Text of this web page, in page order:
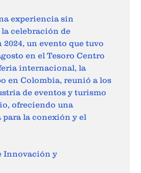
experiencia sin
celebración de
un evento que tuvo
en el Tesoro Centro
internacional, la
en Colombia, reunió a los
de eventos y turismo
ofreciendo una
la conexión y el
Innovación y